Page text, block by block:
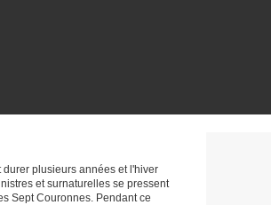
durer plusieurs années et l'hiver
et surnaturelles se pressent
Sept Couronnes. Pendant ce